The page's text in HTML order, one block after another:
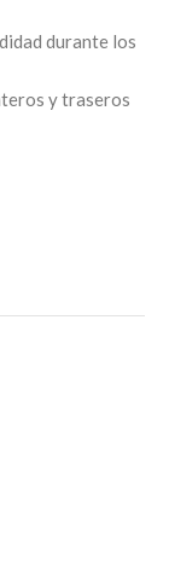
durante los
y traseros